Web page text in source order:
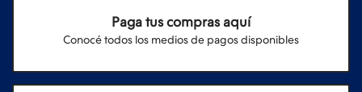
Paga tus compras aquí
Conocé todos los medios de pagos disponibles